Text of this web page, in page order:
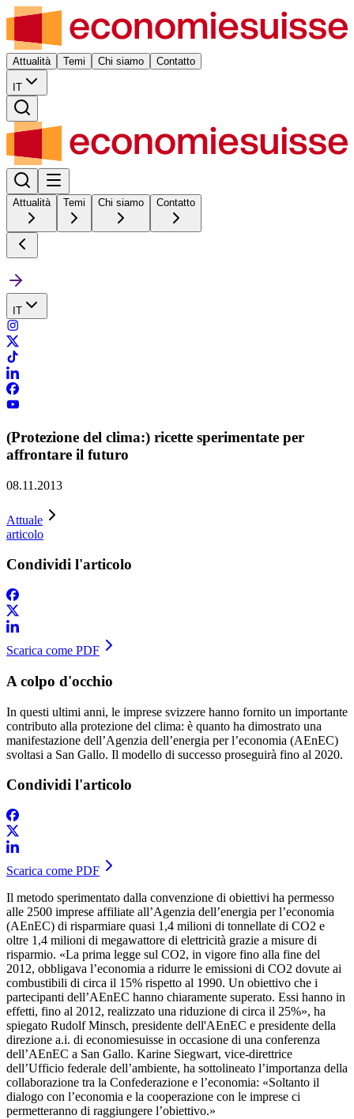
Attualità Temi Chi siamo Contatto
IT
Attualità Temi Chi siamo Contatto
IT
(Protezione del clima:) ricette sperimentate per
affrontare il futuro
08.11.2013
Attuale
articolo
Condividi l'articolo
Scarica come PDF
A colpo d'occhio
​In questi ultimi anni, le imprese svizzere hanno fornito un importante
contributo alla protezione del clima: è quanto ha dimostrato una
manifestazione dell’Agenzia dell’energia per l’economia (AEnEC)
svoltasi a San Gallo. Il modello di successo proseguirà fino al 2020.
Condividi l'articolo
Scarica come PDF
​Il metodo sperimentato dalla convenzione di obiettivi ha permesso
alle 2500 imprese affiliate all’Agenzia dell’energia per l’economia
(AEnEC) di risparmiare quasi 1,4 milioni di tonnellate di CO2 e
oltre 1,4 milioni di megawattore di elettricità grazie a misure di
risparmio. «La prima legge sul CO2, in vigore fino alla fine del
2012, obbligava l’economia a ridurre le emissioni di CO2 dovute ai
combustibili di circa il 15% rispetto al 1990. Un obiettivo che i
partecipanti dell’AEnEC hanno chiaramente superato. Essi hanno in
effetti, fino al 2012, realizzato una riduzione di circa il 25%», ha
spiegato Rudolf Minsch, presidente dell'AEnEC e presidente della
direzione a.i. di economiesuisse in occasione di una conferenza
dell’AEnEC a San Gallo. Karine Siegwart, vice-direttrice
dell’Ufficio federale dell’ambiente, ha sottolineato l’importanza della
collaborazione tra la Confederazione e l’economia: «Soltanto il
dialogo con l’economia e la cooperazione con le imprese ci
permetteranno di raggiungere l’obiettivo.»